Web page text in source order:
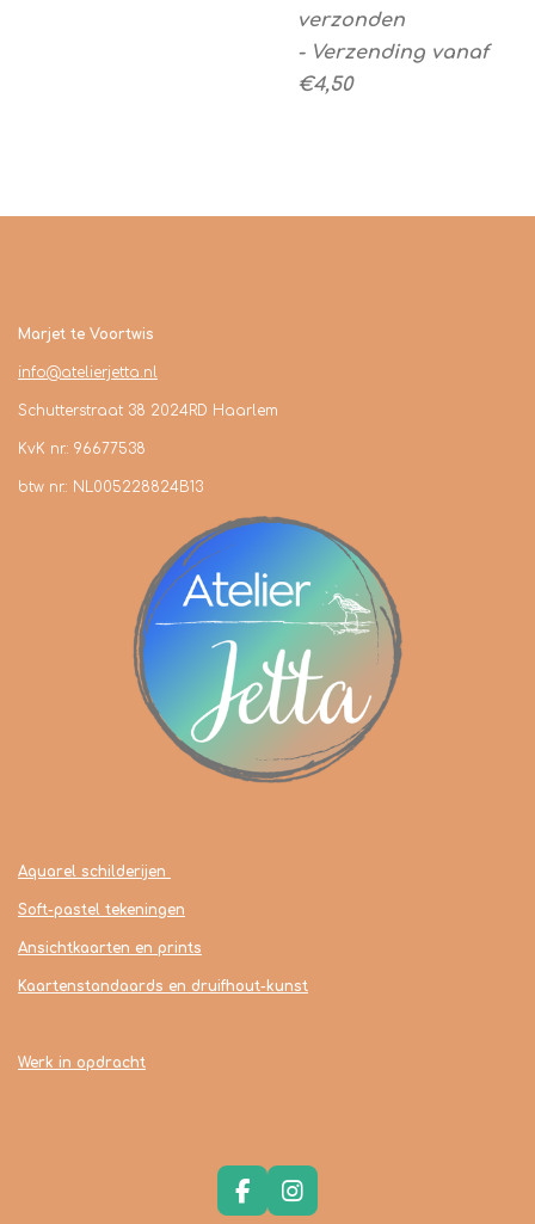
verzonden
- Verzending vanaf
€4,50
Marjet te Voortwis
info@atelierjetta.nl
Schutterstraat 38 2024RD Haarlem
KvK nr.: 96677538
btw nr.: NL005228824B13
Aquarel schilderijen
Soft-pastel tekeningen
Ansichtkaarten en prints
Kaartenstandaards en druifhout-kunst
Werk in opdracht
F
I